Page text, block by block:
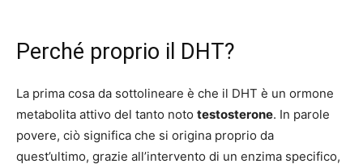
Perché proprio il DHT?
La prima cosa da sottolineare è che il DHT è un ormone
metabolita attivo del tanto noto testosterone. In parole
povere, ciò significa che si origina proprio da
quest’ultimo, grazie all’intervento di un enzima specifico,